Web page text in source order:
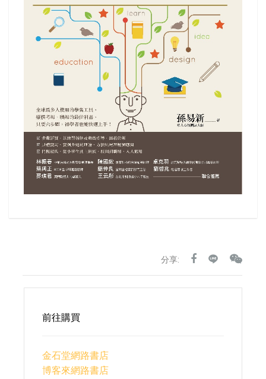
分享:
前往購買
金石堂網路書店
博客來網路書店